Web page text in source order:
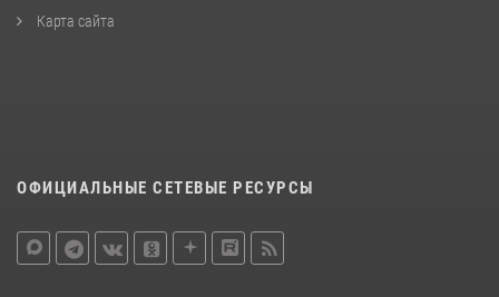
Карта сайта
ОФИЦИАЛЬНЫЕ СЕТЕВЫЕ РЕСУРСЫ